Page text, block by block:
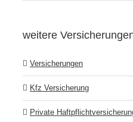
weitere
Versicherungen
Kfz Versicherung
Private